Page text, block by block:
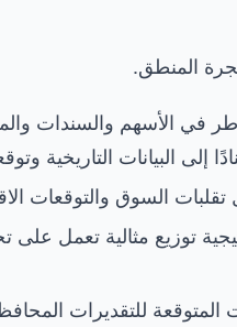
المنطق.
في الأسهم والسندات
إلى البيانات التاريخية
السوق والتوقعات
توزيع مثالية تعمل على
للتقديرات